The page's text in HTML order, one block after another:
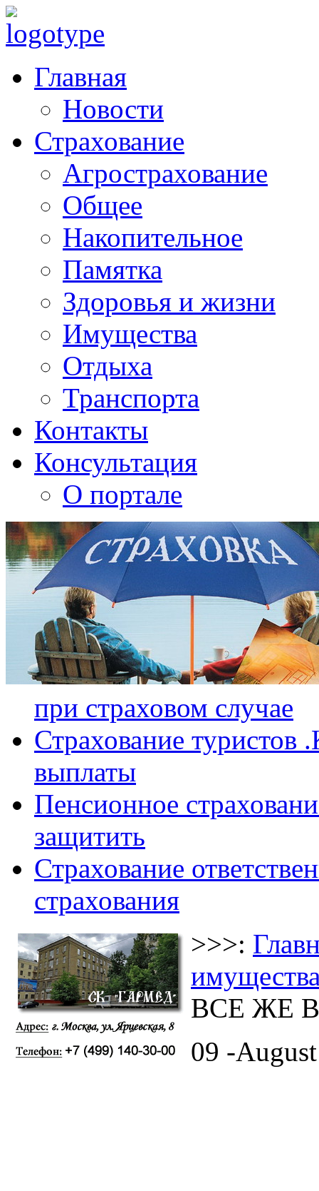
Главная
Новости
Страхование
Агрострахование
Общее
Накопительное
Памятка
Здоровья и жизни
Имущества
Отдыха
Транспорта
Контакты
Консультация
О портале
при страховом случае
Страхование туристов
выплаты
Пенсионное
защитить
Страхование
страхования
>>>:
ВСЕ ЖЕ
09 -